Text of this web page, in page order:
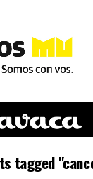
tagged